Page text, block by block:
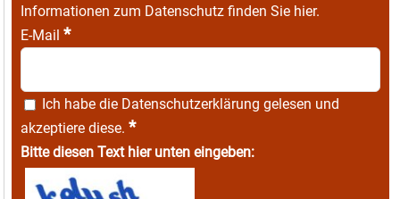
Informationen zum Datenschutz finden Sie hier.
E-Mail *
Ich habe die Datenschutzerklärung gelesen und
akzeptiere diese. *
Bitte diesen Text hier unten eingeben: